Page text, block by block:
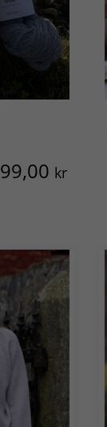
99,00 kr